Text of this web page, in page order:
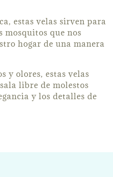
estas velas sirven para
mosquitos que nos
hogar de una manera
y olores, estas velas
libre de molestos
y los detalles de